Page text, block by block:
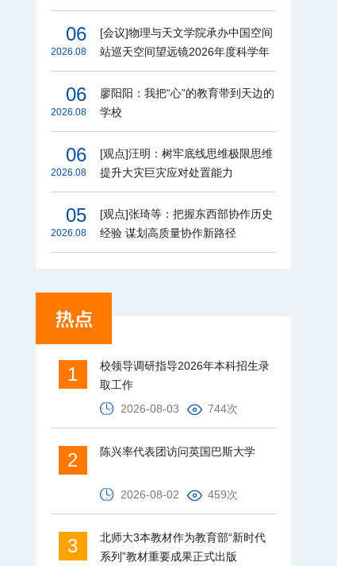
篇）
06
2026.08
[会议]物理与天文学院承办中国空间
站巡天空间望远镜2026年度科学年
会
06
2026.08
廖阳阳：我把“心”的教育带到天边的
学校
06
2026.08
[观点]汪明：树牢底线思维极限思维
提升大灾巨灾应对处置能力
05
2026.08
[观点]张琦等：把握东西部协作历史
经验 谋划高质量协作新路径
1
校领导调研指导2026年本科招生录
取工作
2026-08-03
744次
2 陈兴率代表团访问英国巴斯大学
2026-08-02 459次
3
北师大3本教材作为教育部“新时代
系列”教材重要成果正式出版